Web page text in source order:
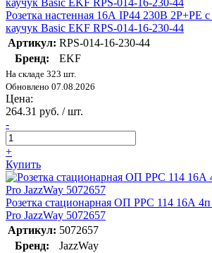
Розетка настенная 16А IP44 230В 2P+PE
каучук Basic EKF RPS-014-16-230-44
Артикул: RPS-014-16-230-44
Бренд:
EKF
На складе 323 шт.
Обновлено 07.08.2026
Цена:
264.31 руб. / шт.
-
+
Купить
Розетка стационарная ОП PPC 114 16А
Pro JazzWay 5072657
Артикул: 5072657
Бренд:
JazzWay